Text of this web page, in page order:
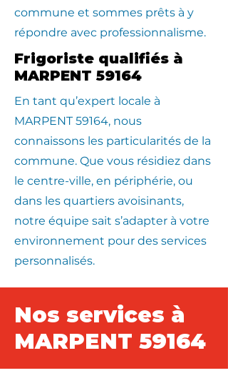
commune et sommes prêts à y
répondre avec professionnalisme.
Frigoriste qualifiés à
MARPENT 59164
En tant qu’expert locale à
MARPENT 59164, nous
connaissons les particularités de la
commune. Que vous résidiez dans
le centre-ville, en périphérie, ou
dans les quartiers avoisinants,
notre équipe sait s’adapter à votre
environnement pour des services
personnalisés.
Nos services à
MARPENT 59164